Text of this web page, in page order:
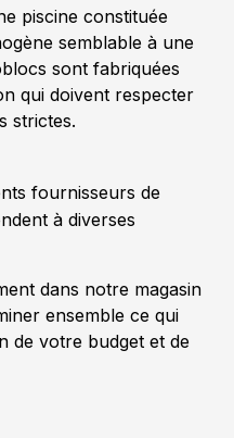
piscine constituée
semblable à une
sont fabriquées
qui doivent respecter
strictes.
fournisseurs de
à diverses
dans notre magasin
ensemble ce qui
de votre budget et de